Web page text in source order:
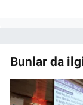
Bunlar da